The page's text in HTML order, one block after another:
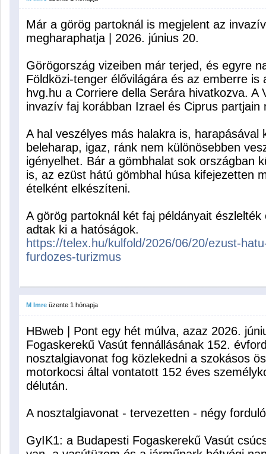
Már a görög partoknál is megjelent az
megharaphatja | 2026. június 20.
Görögország vizeiben már terjed, és egyre
Földközi-tenger élővilágára és az emberre
hvg.hu a Corriere della Serára hivatkozva. A
invazív faj korábban Izrael és Ciprus partjain
A hal veszélyes más halakra is, harapásával
beleharap, igaz, ránk nem különösebben
igényelhet. Bár a gömbhalat sok országban
is, az ezüst hátú gömbhal húsa kifejezetten
ételként elkészíteni.
A görög partoknál két faj példányait
adtak ki a hatóságok.
https://telex.hu/kulfold/2026/06/20/ezust-
furdozes-turizmus
M Imre üzente 1 hónapja
HBweb | Pont egy hét múlva, azaz 2026.
Fogaskerekű Vasút fennállásának 152.
nosztalgiavonat fog közlekedni a szokásos
motorkocsi által vontatott 152 éves
délután.
A nosztalgiavonat - tervezetten - négy
GyIK1: a Budapesti Fogaskerekű Vasút